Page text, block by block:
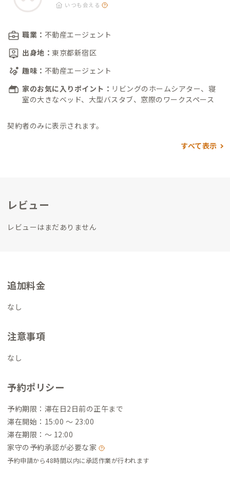
いつも会える
職業： 不動産エージェント
出身地： 東京都新宿区
趣味： 不動産エージェント
家のお気に入りポイント： リビングのホームシアター、寝
室の大きなベッド、大型バスタブ、窓際のワークスペース
契約者のみに表示されます。
すべて表示
レビュー
レビューはまだありません
追加料金
なし
注意事項
なし
予約ポリシー
予約期限：滞在日2日前の正午まで
滞在開始：15:00 〜 23:00
滞在期限：〜 12:00
家守の予約承認が必要な家
予約申請から48時間以内に承認作業が行われます